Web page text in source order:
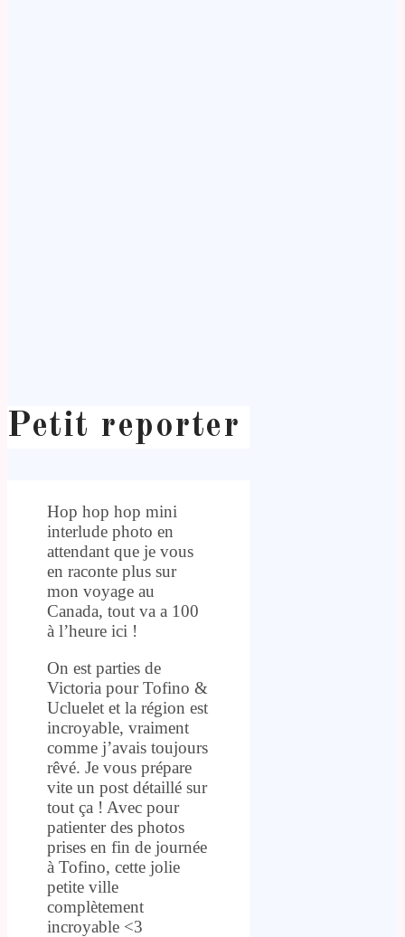
Petit reporter
Hop hop hop mini
interlude photo en
attendant que je vous
en raconte plus sur
mon voyage au
Canada, tout va a 100
à l’heure ici !
On est parties de
Victoria pour Tofino &
Ucluelet et la région est
incroyable, vraiment
comme j’avais toujours
rêvé. Je vous prépare
vite un post détaillé sur
tout ça ! Avec pour
patienter des photos
prises en fin de journée
à Tofino, cette jolie
petite ville
complètement
incroyable <3